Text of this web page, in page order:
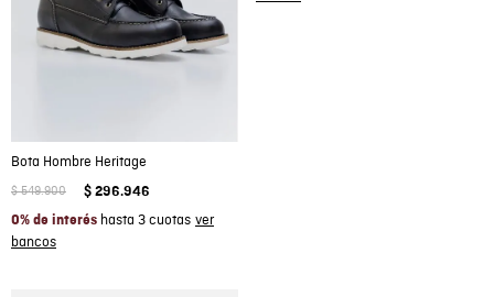
Bota Hombre Heritage
$ 549.900 $ 296.946
0% de interés hasta 3 cuotas